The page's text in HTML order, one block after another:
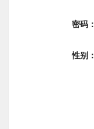
密码：
性别：